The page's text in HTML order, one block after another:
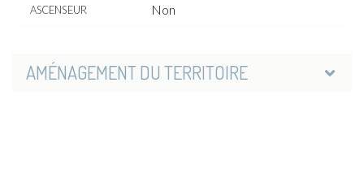
ASCENSEUR Non
AMÉNAGEMENT DU TERRITOIRE